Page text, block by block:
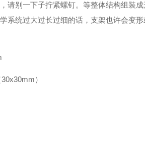
请别一下子拧紧螺钉。等整体结构组装成
系统过大过长过细的话，支架也许会变形
）